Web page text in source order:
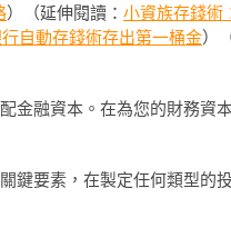
）（延伸閱讀： 小資族存錢術
自動存錢術存出第一桶金）
金融資本。在為您的財務資
鍵要素，在製定任何類型的